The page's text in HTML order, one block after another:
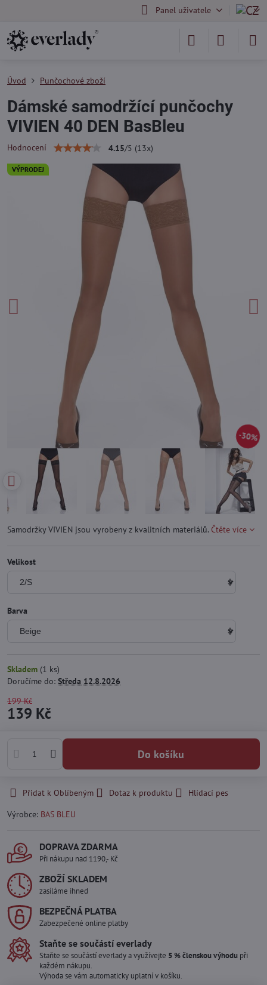
Panel uživatele
VÝPRODEJ
30%
Úvod Punčochové zboží
Dámské samodržící punčochy
VIVIEN 40 DEN BasBleu
Hodnocení 4.15/5 (13x)
Samodržky VIVIEN jsou vyrobeny z kvalitních materiálů. Čtěte více
Velikost
Barva
Skladem (1 ks)
Doručíme do: Středa 12.8.2026
199 Kč
139 Kč
Do košíku
Přidat k Oblíbeným Dotaz k produktu
Hlídací pes
Výrobce: BAS BLEU
DOPRAVA ZDARMA
Při nákupu nad 1190,- Kč
ZBOŽÍ SKLADEM
zasíláme ihned
BEZPEČNÁ PLATBA
Zabezpečené online platby
Staňte se součástí everlady
Staňte se součástí everlady a využívejte 5 % členskou výhodu při
každém nákupu.
Výhoda se vám automaticky uplatní v košíku.